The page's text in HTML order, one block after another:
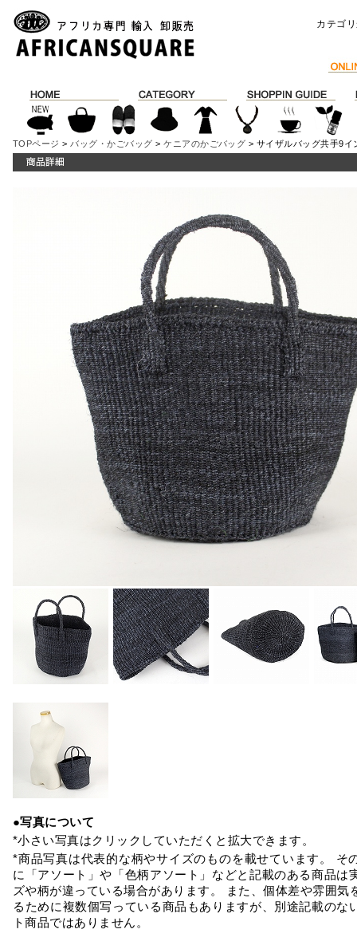
カテゴ
TOPページ > バッグ・かごバッグ >ケニアのかごバッグ > サイザルバッグ共手9イ
●写真について
*小さい写真はクリックしていただくと拡大できます。
*商品写真は代表的な柄やサイズのものを載せています。 そ
に「アソート」や「色柄アソート」などと記載のある商品は
ズや柄が違っている場合があります。 また、個体差や雰囲気
るために複数個写っている商品もありますが、別途記載のな
ト商品ではありません。